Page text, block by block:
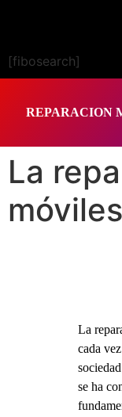
[fibosearch]
REPARACION
La
móviles
La
cada
se ha